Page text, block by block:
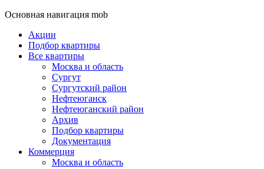
Основная навигация mob
Акции
Подбор квартиры
Все квартиры
Москва и область
Сургут
Сургутский район
Нефтеюганск
Нефтеюганский район
Архив
Подбор квартиры
Документация
Коммерция
Москва и область